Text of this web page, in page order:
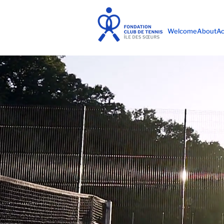
WelcomeAbout